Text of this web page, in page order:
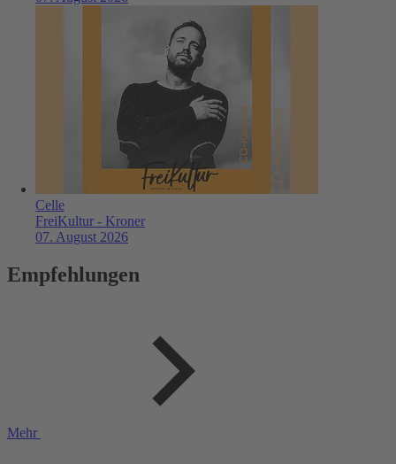
Celle
FreiKultur - Kroner
07. August 2026
Empfehlungen
Mehr